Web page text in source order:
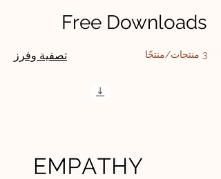
Free Downloads
3 منتجات/منتجًا تصفية وفرز